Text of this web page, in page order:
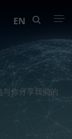
EN
你分享我们的